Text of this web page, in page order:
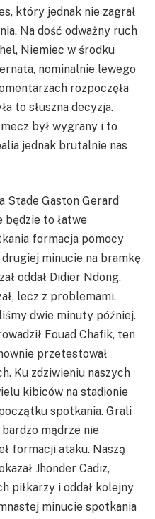
który jednak nie zagrał
Na dość odważny ruch
Niemiec w środku
nominalnie lewego
rozpoczęła
to słuszna decyzja.
był wygrany i to
jednak brutalnie nas
Stade Gaston Gerard
będzie to łatwe
formacja pomocy
drugiej minucie na bramkę
oddał Didier Ndong.
lecz z problemami.
dwie minuty później.
Fouad Chafik, ten
przetestował
Ku zdziwieniu naszych
kibiców na stadionie
spotkania. Grali
mądrze nie
formacji ataku. Naszą
Jhonder Cadiz,
piłkarzy i oddał kolejny
minucie spotkania